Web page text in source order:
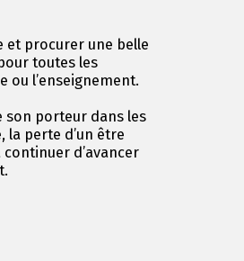
et procurer une belle
toutes les
ou l’enseignement.
son porteur dans les
la perte d’un être
d’avancer